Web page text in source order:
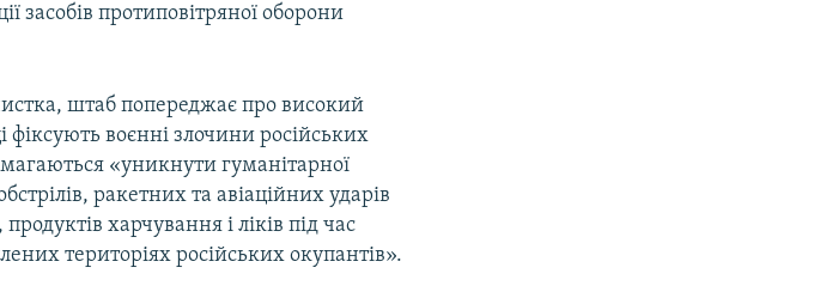
засобів протиповітряної оборони
штаб попереджає про високий
воєнні злочини російських
«уникнути гуманітарної
ракетних та авіаційних ударів
харчування і ліків під час
територіях російських окупантів».